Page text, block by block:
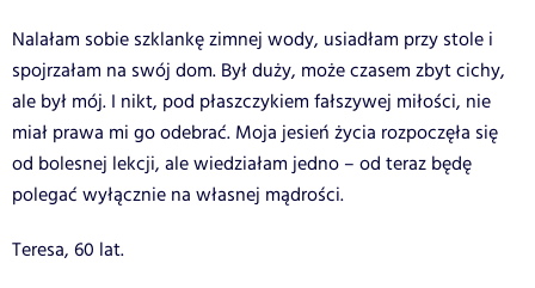
Nalałam sobie szklankę zimnej wody, usiadłam przy stole i
spojrzałam na swój dom. Był duży, może czasem zbyt cichy,
ale był mój. I nikt, pod płaszczykiem fałszywej miłości, nie
miał prawa mi go odebrać. Moja jesień życia rozpoczęła się
od bolesnej lekcji, ale wiedziałam jedno – od teraz będę
polegać wyłącznie na własnej mądrości.
Teresa, 60 lat.